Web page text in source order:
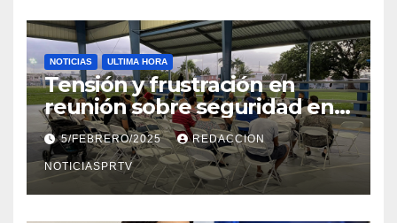
NOTICIAS ULTIMA HORA
Tensión y frustración en
reunión sobre seguridad en
Reparto Metropolitano
5/FEBRERO/2025 REDACCION
NOTICIASPRTV